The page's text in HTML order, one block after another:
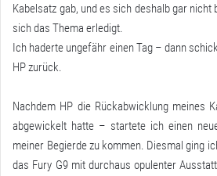
Kabelsatz gab, und es sich deshalb gar nicht
sich das Thema erledigt.
Ich haderte ungefähr einen Tag – dann
HP zurück.
Nachdem HP die Rückabwicklung meines
abgewickelt hatte – startete ich einen
meiner Begierde zu kommen. Diesmal ging
das Fury G9 mit durchaus opulenter